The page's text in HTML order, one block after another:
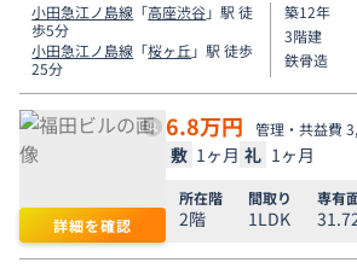
小田急江ノ島線 「高座渋谷」駅 徒
歩5分
小田急江ノ島線 「桜ヶ丘 」駅 徒歩
25分
築12年
3階建
鉄骨造
詳細を確認
6.8万円 管理・共益費
敷 1ヶ月 礼 1ヶ月
所在階
2階
間取り
1LDK
専有